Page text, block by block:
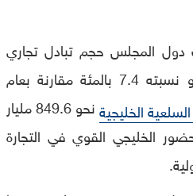
المجلس حجم تبادل تجاري
بلغ 1.6 تريليون دولار، بنمو نسبته 7.4 بالمئة مقارنة بعام
الخليجية
نحو 849.6 مليار
الخليجي القوي في التجارة